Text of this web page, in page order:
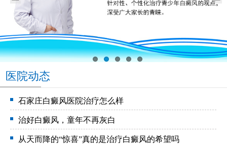
医院动态
石家庄白癜风医院治疗怎么样
治好白癜风，童年不再灰白
从天而降的“惊喜”真的是治疗白癜风的希望吗